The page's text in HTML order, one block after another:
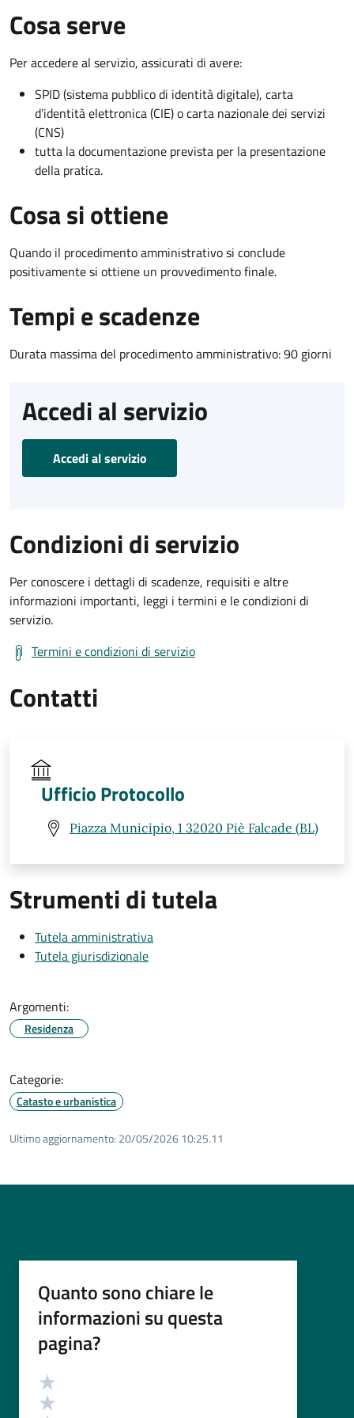
Cosa serve
Per accedere al servizio, assicurati di avere:
SPID (sistema pubblico di identità digitale), carta
d’identità elettronica (CIE) o carta nazionale dei servizi
(CNS)
tutta la documentazione prevista per la presentazione
della pratica.
Cosa si ottiene
Quando il procedimento amministrativo si conclude
positivamente si ottiene un provvedimento finale.
Tempi e scadenze
Durata massima del procedimento amministrativo: 90 giorni
Accedi al servizio
Accedi al servizio
Condizioni di servizio
Per conoscere i dettagli di scadenze, requisiti e altre
informazioni importanti, leggi i termini e le condizioni di
servizio.
Termini e condizioni di servizio
Contatti
Ufficio Protocollo
Piazza Municipio, 1 32020 Piè Falcade (BL)
Strumenti di tutela
Tutela amministrativa
Tutela giurisdizionale
Argomenti:
Residenza
Categorie:
Catasto e urbanistica
Ultimo aggiornamento: 20/05/2026 10:25.11
Quanto sono chiare le
informazioni su questa
pagina?
Valutazione